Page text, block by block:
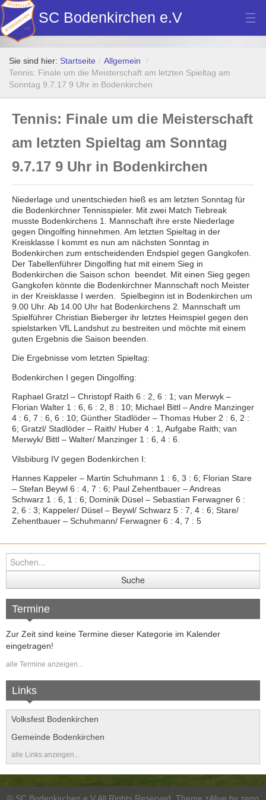
SC Bodenkirchen e.V
Hauptverein
Fußball
Stockschützen
Tennis
Turn- u. Breitensport
Dart
Vereinsheim Hoamat Wirt
Datenschutz
Folge uns auf Instagram
Kursangebote
Sie sind hier: Startseite / Allgemein
/
Tennis: Finale um die Meisterschaft am letzten Spieltag am
Sonntag 9.7.17 9 Uhr in Bodenkirchen
Tennis: Finale um die Meisterschaft
am letzten Spieltag am Sonntag
9.7.17 9 Uhr in Bodenkirchen
Niederlage und unentschieden hieß es am letzten Sonntag für
die Bodenkirchner Tennisspieler. Mit zwei Match Tiebreak
musste Bodenkirchens 1. Mannschaft ihre erste Niederlage
gegen Dingolfing hinnehmen. Am letzten Spieltag in der
Kreisklasse I kommt es nun am nächsten Sonntag in
Bodenkirchen zum entscheidenden Endspiel gegen Gangkofen.
Der Tabellenführer Dingolfing hat mit einem Sieg in
Bodenkirchen die Saison schon beendet. Mit einen Sieg gegen
Gangkofen könnte die Bodenkirchner Mannschaft noch Meister
in der Kreisklasse I werden. Spielbeginn ist in Bodenkirchen um
9.00 Uhr. Ab 14.00 Uhr hat Bodenkirchens 2. Mannschaft um
Spielführer Christian Bieberger ihr letztes Heimspiel gegen den
spielstarken VfL Landshut zu bestreiten und möchte mit einem
guten Ergebnis die Saison beenden.
Die Ergebnisse vom letzten Spieltag:
Bodenkirchen I gegen Dingolfing:
Raphael Gratzl – Christopf Raith 6 : 2, 6 : 1; van Merwyk –
Florian Walter 1 : 6, 6 : 2, 8 : 10; Michael Bittl – Andre Manzinger
4 : 6, 7 : 6, 6 : 10; Günther Stadlöder – Thomas Huber 2 : 6, 2 :
6; Gratzl/ Stadlöder – Raith/ Huber 4 : 1, Aufgabe Raith; van
Merwyk/ Bittl – Walter/ Manzinger 1 : 6, 4 : 6.
Vilsbiburg IV gegen Bodenkirchen I:
Hannes Kappeler – Martin Schuhmann 1 : 6, 3 : 6; Florian Stare
– Stefan Beywl 6 : 4, 7 : 6; Paul Zehentbauer – Andreas
Schwarz 1 : 6, 1 : 6; Dominik Düsel – Sebastian Ferwagner 6 :
2, 6 : 3; Kappeler/ Düsel – Beywl/ Schwarz 5 : 7, 4 : 6; Stare/
Zehentbauer – Schuhmann/ Ferwagner 6 : 4, 7 : 5
Termine
Zur Zeit sind keine Termine dieser Kategorie im Kalender
eingetragen!
alle Termine anzeigen...
Links
Volksfest Bodenkirchen
Gemeinde Bodenkirchen
alle Links anzeigen...